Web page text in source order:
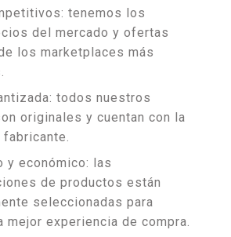
tenemos los
del mercado y ofertas
los marketplaces más
todos nuestros
originales y cuentan con la
y económico: las
de productos están
seleccionadas para
mejor experiencia de compra.